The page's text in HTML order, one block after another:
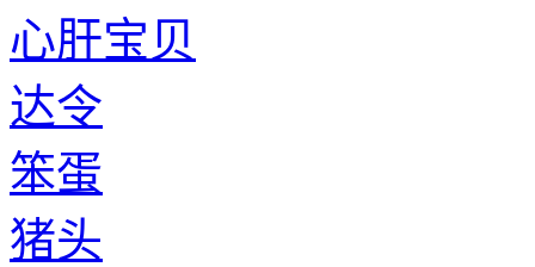
心肝宝贝
达令
笨蛋
猪头